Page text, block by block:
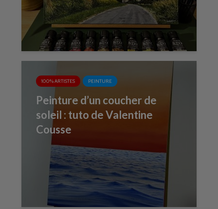
100% ARTISTES PEINTURE
Peinture d’un coucher de
soleil : tuto de Valentine
Cousse